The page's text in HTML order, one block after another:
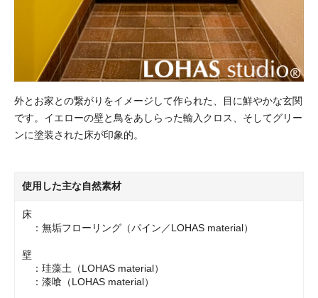
外とお家との繋がりをイメージして作られた、目に鮮やかな玄関
です。イエローの壁と鳥をあしらった輸入クロス、そしてグリー
ンに塗装された床が印象的。
使用した主な自然素材
床
：無垢フローリング（パイン／LOHAS material）
壁
：珪藻土（LOHAS material）
：漆喰（LOHAS material）